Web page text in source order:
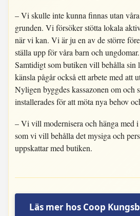
– Vi skulle inte kunna finnas utan
grunden. Vi försöker stötta lokala
när vi kan. Vi är ju en av de större
ställa upp för våra barn och ungdomar.
Samtidigt som butiken vill behålla sin
känsla pågår också ett arbete med att
Nyligen byggdes kassazonen om och
installerades för att möta nya behov
– Vi vill modernisera och hänga med
som vi vill behålla det mysiga och
uppskattar med butiken.
Läs mer hos Coop